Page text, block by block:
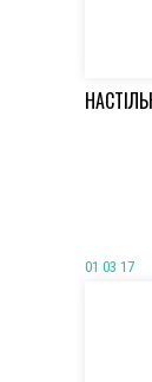
01 03 17